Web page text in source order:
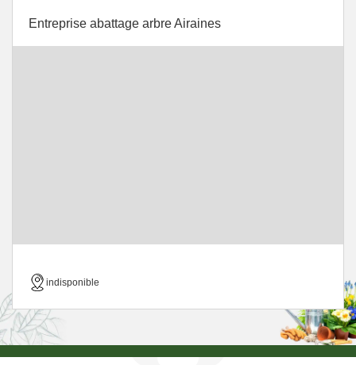
Entreprise abattage arbre Airaines
indisponible